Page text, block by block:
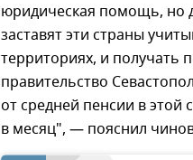
юридическая помощь, но
заставят эти страны
территориях, и получать
правительство
от средней пенсии в этой
в месяц", — пояснил